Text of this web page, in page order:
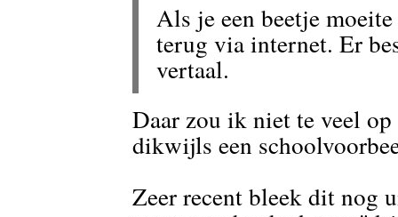
Als je een beetje
terug via internet. Er
vertaal.
Daar zou ik niet te veel
dikwijls een
Zeer recent bleek dit nog